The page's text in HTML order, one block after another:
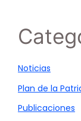
Noticias
Plan de la
Publicaciones